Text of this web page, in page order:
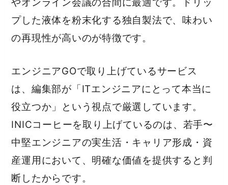
プした液体を粉末化する独自製法で、味わい
の再現性が高いのが特徴です。
エンジニアGOで取り上げているサービス
は、編集部が「ITエンジニアにとって本当に
役立つか」という視点で厳選しています。
INICコーヒーを取り上げているのは、若手〜
中堅エンジニアの実生活・キャリア形成・資
産運用において、明確な価値を提供すると判
断したからです。